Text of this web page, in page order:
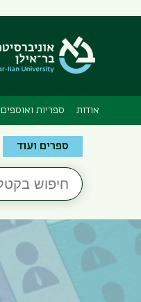
אודות ספריות ואוספים
Search
the
Bar-
Ilan
Libraries
ספרים ועוד
חיפוש
בקטלוג